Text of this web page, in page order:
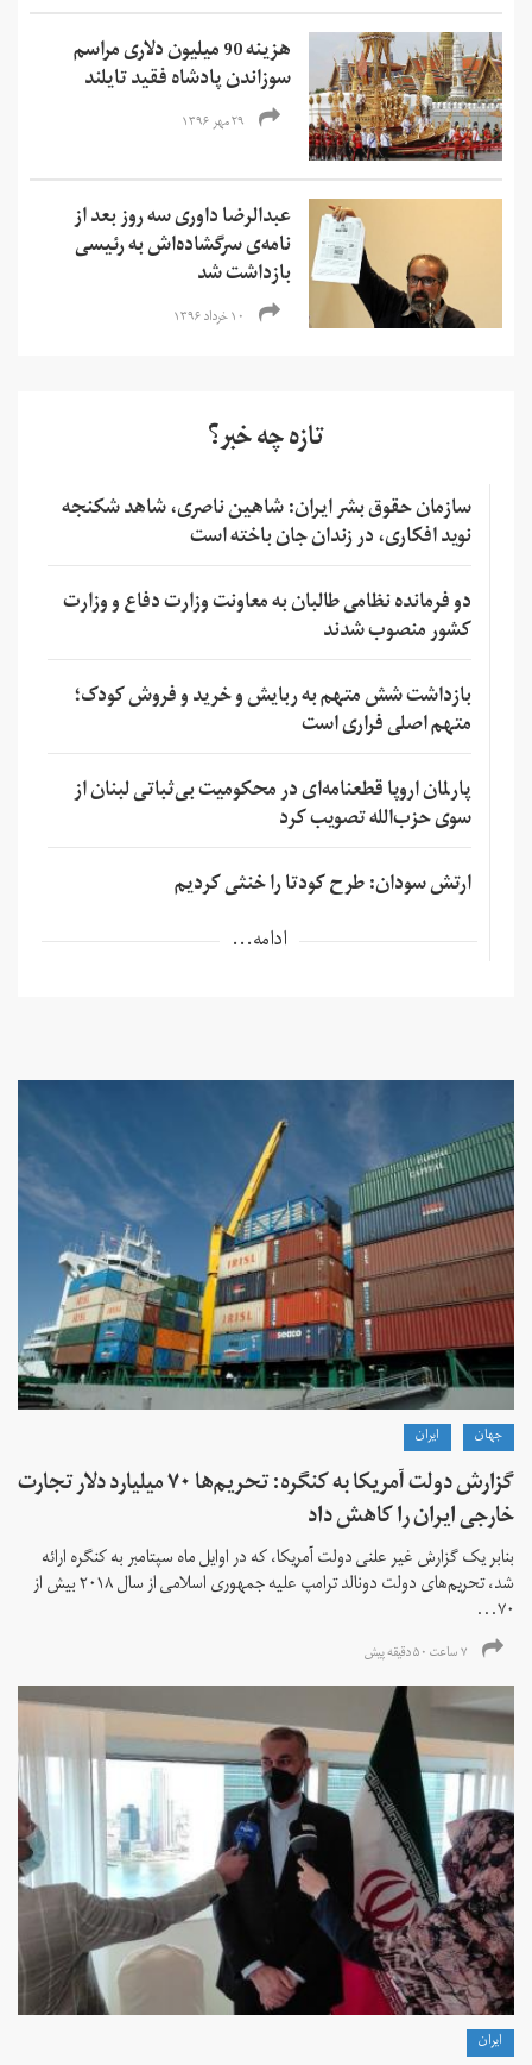
هزینه 90 میلیون دلاری مراسم
سوزاندن پادشاه فقید تایلند
۲۹ مهر ۱۳۹۶
عبدالرضا داوری سه روز بعد از
نامه‌ی سرگشاده‌اش به رئیسی
بازداشت شد
۱۰ خرداد ۱۳۹۶
تازه چه خبر؟
سازمان حقوق بشر ایران: شاهین ناصری، شاهد شکنجه
نوید افکاری، در زندان جان باخته است
دو فرمانده نظامی طالبان به معاونت وزارت دفاع و وزارت
کشور منصوب شدند
بازداشت شش متهم به ربایش و خرید و فروش کودک؛
متهم اصلی فراری است
پارلمان اروپا قطعنامه‌ای در محکومیت بی‌ثباتی لبنان از
سوی حزب‌الله تصویب کرد
ارتش سودان: طرح کودتا را خنثی کردیم
ادامه...
جهان ايران
گزارش دولت آمریکا به کنگره: تحریم‌ها ۷۰ میلیارد دلار تجارت
خارجی ایران را کاهش داد
بنابر یک گزارش غیر علنی دولت آمریکا، که در اوایل ماه سپتامبر به کنگره ارائه
شد، تحریم‌های دولت دونالد ترامپ علیه جمهوری اسلامی از سال ۲۰۱۸ بیش از
۷۰...
۷ ساعت ۵۰ دقیقه پیش
ايران